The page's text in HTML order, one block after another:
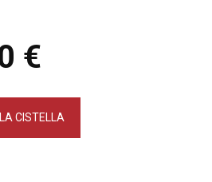
€
CISTELLA